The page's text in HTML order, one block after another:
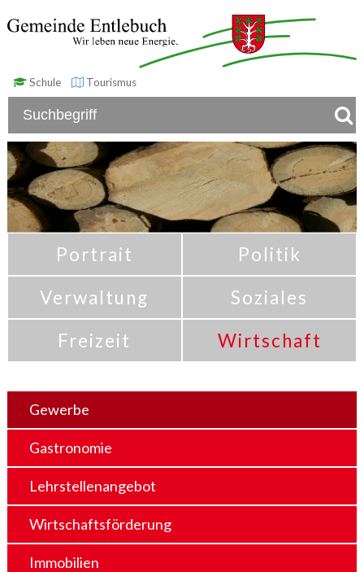
Schule Tourismus
Portrait
Politik
Verwaltung
Soziales
Freizeit
Wirtschaft
Gewerbe
Gastronomie
Lehrstellenangebot
Wirtschaftsförderung
Immobilien